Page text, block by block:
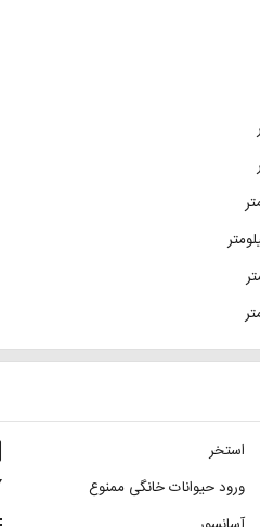
استخر
ورود حیوانات خانگی ممنوع